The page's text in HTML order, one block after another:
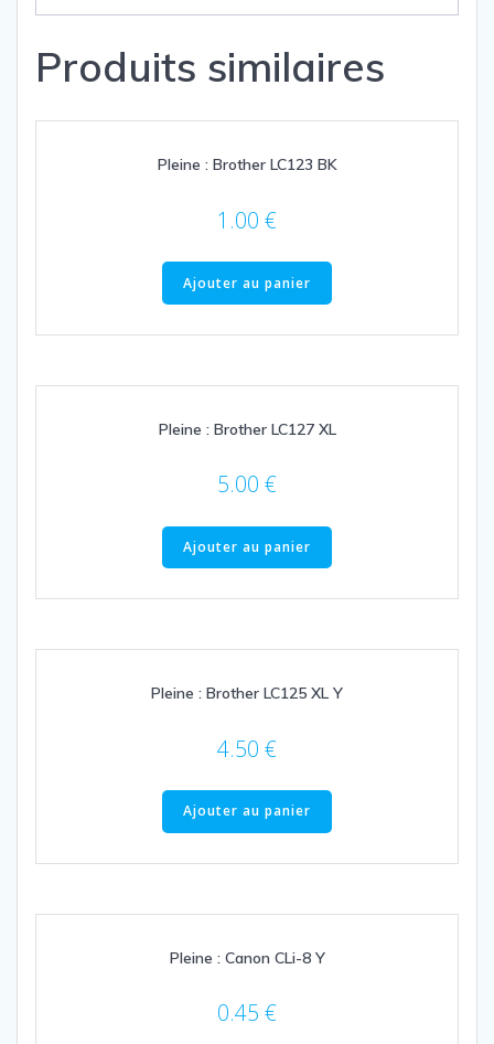
Produits similaires
Pleine : Brother LC123 BK
1.00 €
Ajouter au panier
Pleine : Brother LC127 XL
5.00 €
Ajouter au panier
Pleine : Brother LC125 XL Y
4.50 €
Ajouter au panier
Pleine : Canon CLi-8 Y
0.45 €